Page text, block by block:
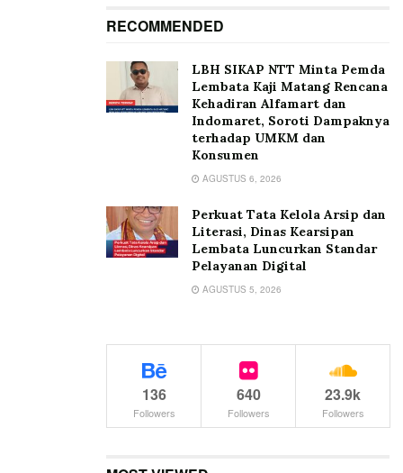
RECOMMENDED
LBH SIKAP NTT Minta Pemda
Lembata Kaji Matang Rencana
Kehadiran Alfamart dan
Indomaret, Soroti Dampaknya
terhadap UMKM dan
Konsumen
AGUSTUS 6, 2026
Perkuat Tata Kelola Arsip dan
Literasi, Dinas Kearsipan
Lembata Luncurkan Standar
Pelayanan Digital
AGUSTUS 5, 2026
136
Followers
640
Followers
23.9k
Followers